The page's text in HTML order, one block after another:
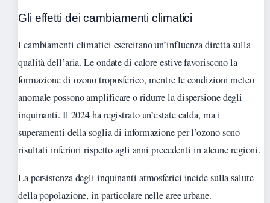
Gli effetti dei cambiamenti climatici
I cambiamenti climatici esercitano un’influenza diretta sulla
qualità dell’aria. Le ondate di calore estive favoriscono la
formazione di ozono troposferico, mentre le condizioni meteo
anomale possono amplificare o ridurre la dispersione degli
inquinanti. Il 2024 ha registrato un’estate calda, ma i
superamenti della soglia di informazione per l’ozono sono
risultati inferiori rispetto agli anni precedenti in alcune regioni.
La persistenza degli inquinanti atmosferici incide sulla salute
della popolazione, in particolare nelle aree urbane.